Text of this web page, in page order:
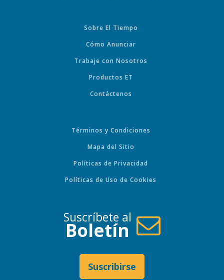
Sobre El Tiempo
Cómo Anunciar
Trabaje con Nosotros
Productos ET
Contáctenos
Términos y Condiciones
Mapa del Sitio
Políticas de Privacidad
Políticas de Uso de Cookies
Suscríbete al
Boletín
Suscribirse